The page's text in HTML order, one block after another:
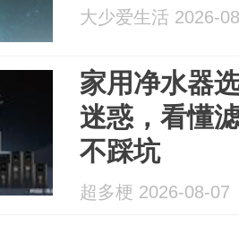
大少爱生活 2026-
家用净水器
迷惑，看懂
不踩坑
超多梗 2026-08-07